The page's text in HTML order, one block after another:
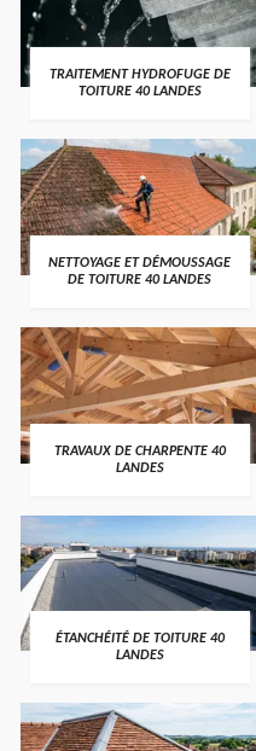
TRAITEMENT HYDROFUGE DE
TOITURE 40 LANDES
NETTOYAGE ET DÉMOUSSAGE
DE TOITURE 40 LANDES
TRAVAUX DE CHARPENTE 40
LANDES
ÉTANCHÉITÉ DE TOITURE 40
LANDES